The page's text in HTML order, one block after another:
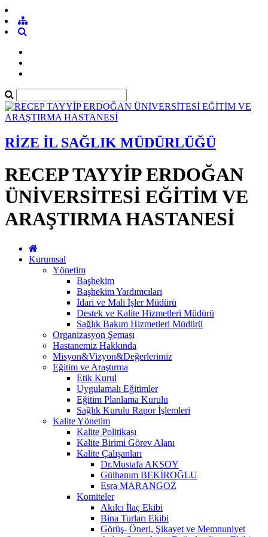
RİZE İL SAĞLIK MÜDÜRLÜĞÜ
RECEP TAYYİP ERDOĞAN
ÜNİVERSİTESİ EĞİTİM VE
ARAŞTIRMA HASTANESİ
Kurumsal
Yönetim
Başhekim
Başhekim Yardımcıları
İdari ve Mali İşler Müdürü
Destek ve Kalite Hizmetleri Müdürü
Sağlık Bakım Hizmetleri Müdürü
Organizasyon Şeması
Hastanemiz Hakkında
Misyon&Vizyon&Değerlerimiz
Eğitim ve Araştırma
Etik Kurul
Uygulamalı Eğitimler
Eğitim Planlama Kurulu
Sağlık Kurulu Rapor İşlemleri
Kalite Yönetim
Kalite Politikası
Kalite Birimi Görev Alanı
Kalite Çalışanları
Dr.Mustafa AKSOY
Gülhanım BEKİROĞLU
Esra MARANGOZ
Komiteler
Akılcı İlaç Ekibi
Bina Turları Ekibi
Görüş- Öneri, Şikayet ve Memnuniyet